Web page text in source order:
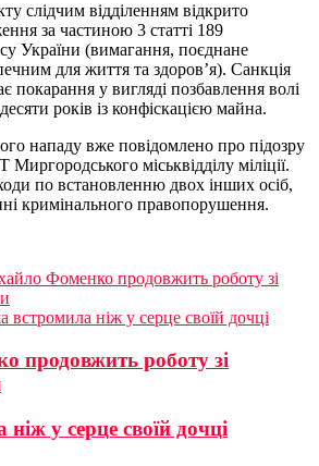
слідчим відділенням відкрито
за частиною 3 статті 189
України (вимагання, поєднане
для життя та здоров’я). Санкція
покарання у вигляді позбавлення волі
років із конфіскацією майна.
нападу вже повідомлено про підозру
Миргородського міськвідділу міліції.
по встановленню двох інших осіб,
кримінального правопорушення.
Фоменко продовжить роботу зі
встромила ніж у серце своїй дочці
продовжить роботу зі
у серце своїй дочці